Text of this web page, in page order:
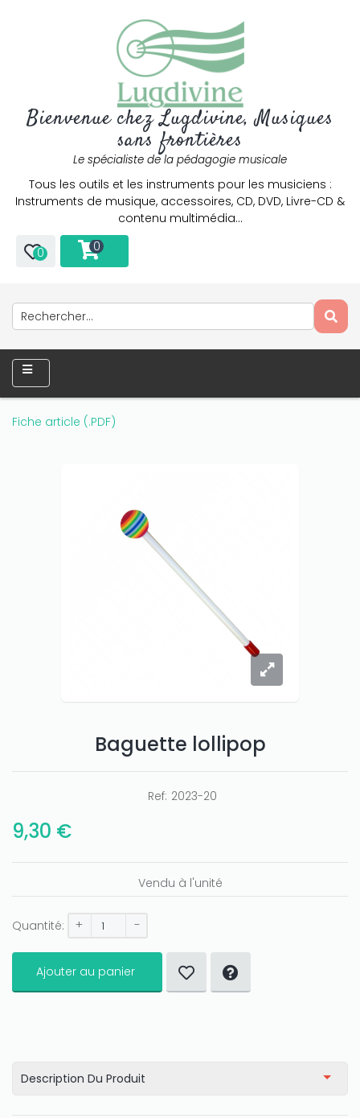
Bienvenue chez Lugdivine, Musiques
sans frontières
Le spécialiste de la pédagogie musicale
Tous les outils et les instruments pour les musiciens :
Instruments de musique, accessoires, CD, DVD, Livre-CD &
contenu multimédia…
0 0
Fiche article (.PDF)
Baguette lollipop
Ref: 2023-20
9,30 €
Vendu à l'unité
Quantité: + -
Ajouter au panier
Description Du Produit
Only play atJoo casinoif you really want to win a huge
amount on your credits!